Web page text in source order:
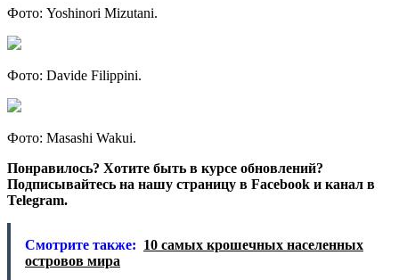
Фото: Yoshinori Mizutani.
Фото: Davide Filippini.
Фото: Masashi Wakui.
Понравилось? Хотите быть в курсе обновлений?
Подписывайтесь на нашу страницу в Facebook и канал в
Telegram.
Смотрите также: 10 самых крошечных населенных
островов мира